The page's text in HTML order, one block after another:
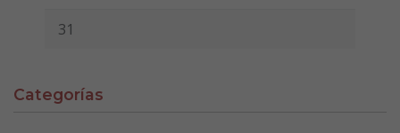
31
Categorías